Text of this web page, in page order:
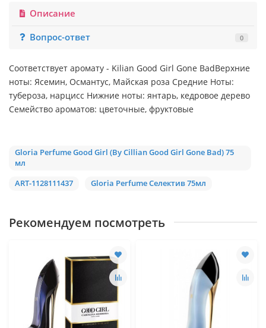
Описание
Вопрос-ответ
0
Соответствует аромату - Kilian Good Girl Gone BadВерхние
ноты: Ясемин, Османтус, Майская роза Средние Ноты:
тубероза, нарцисс Нижние ноты: янтарь, кедровое дерево
Семейство ароматов: цветочные, фруктовые
Gloria Perfume Good Girl (By Cillian Good Girl Gone Bad) 75
мл
ART-1128111437
Gloria Perfume Селектив 75мл
Рекомендуем посмотреть